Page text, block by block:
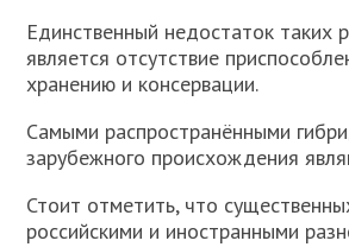
Единственный недостаток таких
является отсутствие
хранению и консервации.
Самыми распространёнными
зарубежного происхождения
Стоит отметить, что
российскими и иностранными